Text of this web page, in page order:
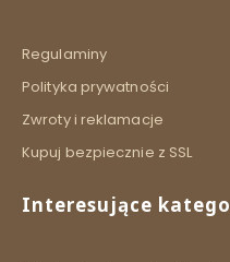
Regulaminy
Polityka prywatności
Zwroty i reklamacje
Kupuj bezpiecznie z SSL
Interesujące